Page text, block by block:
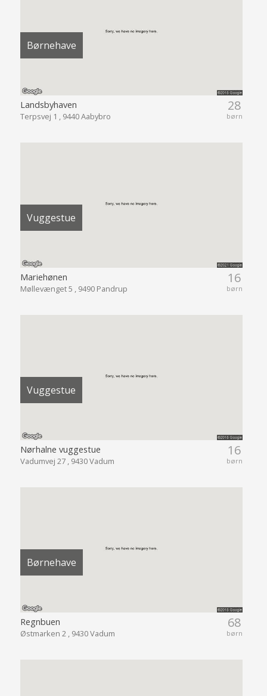
Børnehave
28
børn
Landsbyhaven
Terpsvej 1 , 9440 Aabybro
Vuggestue
16
børn
Mariehønen
Møllevænget 5 , 9490 Pandrup
Vuggestue
16
børn
Nørhalne vuggestue
Vadumvej 27 , 9430 Vadum
Børnehave
68
børn
Regnbuen
Østmarken 2 , 9430 Vadum